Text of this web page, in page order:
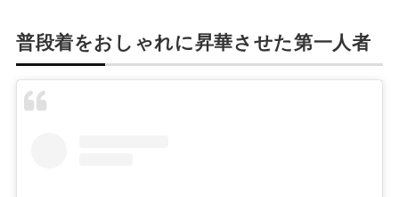
普段着をおしゃれに昇華させた第一人者